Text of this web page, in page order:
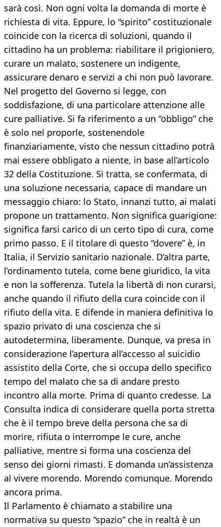
sarà così. Non ogni volta la domanda di morte è
richiesta di vita. Eppure, lo “spirito” costituzionale
coincide con la ricerca di soluzioni, quando il
cittadino ha un problema: riabilitare il prigioniero,
curare un malato, sostenere un indigente,
assicurare denaro e servizi a chi non può lavorare.
Nel progetto del Governo si legge, con
soddisfazione, di una particolare attenzione alle
cure palliative. Si fa riferimento a un “obbligo” che
è solo nel proporle, sostenendole
finanziariamente, visto che nessun cittadino potrà
mai essere obbligato a niente, in base all’articolo
32 della Costituzione. Si tratta, se confermata, di
una soluzione necessaria, capace di mandare un
messaggio chiaro: lo Stato, innanzi tutto, ai malati
propone un trattamento. Non significa guarigione:
significa farsi carico di un certo tipo di cura, come
primo passo. E il titolare di questo “dovere” è, in
Italia, il Servizio sanitario nazionale. D’altra parte,
l’ordinamento tutela, come bene giuridico, la vita
e non la sofferenza. Tutela la libertà di non curarsi,
anche quando il rifiuto della cura coincide con il
rifiuto della vita. E difende in maniera definitiva lo
spazio privato di una coscienza che si
autodetermina, liberamente. Dunque, va presa in
considerazione l’apertura all’accesso al suicidio
assistito della Corte, che si occupa dello specifico
tempo del malato che sa di andare presto
incontro alla morte. Prima di quanto credesse. La
Consulta indica di considerare quella porta stretta
che è il tempo breve della persona che sa di
morire, rifiuta o interrompe le cure, anche
palliative, mentre si forma una coscienza del
senso dei giorni rimasti. E domanda un’assistenza
al vivere morendo. Morendo comunque. Morendo
ancora prima.
Il Parlamento è chiamato a stabilire una
normativa su questo “spazio” che in realtà è un